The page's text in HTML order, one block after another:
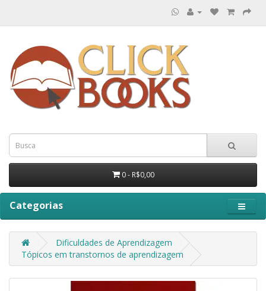
0 - R$0,00
Categorias
Dificuldades de Aprendizagem
Tópicos em transtornos de aprendizagem